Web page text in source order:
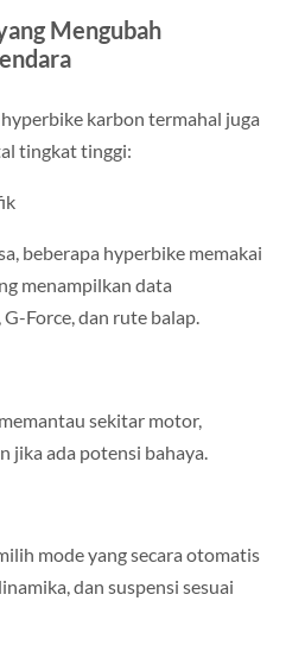
Mengubah
karbon termahal juga
tingkat tinggi:
beberapa hyperbike memakai
menampilkan data
Force, dan rute balap.
sekitar motor,
jika ada potensi bahaya.
mode yang secara otomatis
dan suspensi sesuai